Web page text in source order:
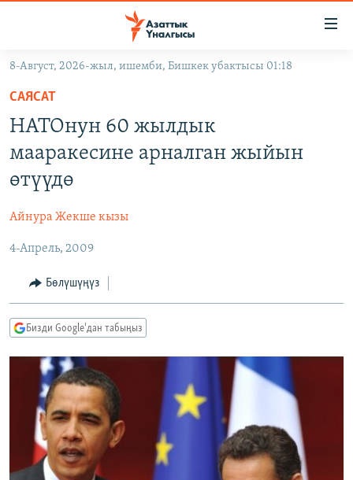
Навигацияга
өтүңүз
Издөөгө
салыңызКЫРГЫЗСТАН
МАДАНИЯТ
УКРАИНА
ТВ ПРОГРАММАЛАР
БҮГҮН АЗАТТЫКТА
ЭКСПЕРТТЕР ТАЛДАЙТ
ДАНИСТЕ
ЭЖЕ-СИҢДИЛЕР
АЗАТТЫК+
ЫҢГАЙСЫЗ СУРООЛОР
ПОДКАСТ
ӨЗГӨЧӨ ПИКИР
Русский
ОНЛАЙН ШЕРИНЕ
ЭЕ/АРнун бардык сайттары
8-Август, 2026-жыл, ишемби, Бишкек убактысы 01:18
САЯСАТ
НАТОнун 60 жылдык
мааракесине арналган жыйын
өтүүдө
Айнура Жекше кызы
4-Апрель, 2009
Бөлүшүңүз
Бизди Google'дан табыңыз